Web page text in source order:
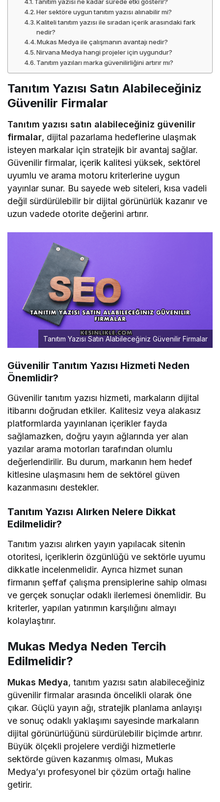
Her sektöre uygun tanıtım yazısı alınabilir mi?
Kaliteli tanıtım yazısı ile sıradan içerik arasındaki fark
nedir?
Mukas Medya ile çalışmanın avantajı nedir?
Nirvana Medya hangi projeler için uygundur?
Tanıtım yazıları marka güvenilirliğini artırır mı?
Tanıtım Yazısı Satın Alabileceğiniz
Güvenilir Firmalar
Tanıtım yazısı satın alabileceğiniz güvenilir
firmalar, dijital pazarlama hedeflerine ulaşmak
isteyen markalar için stratejik bir avantaj sağlar.
Güvenilir firmalar, içerik kalitesi yüksek, sektörel
uyumlu ve arama motoru kriterlerine uygun
yayınlar sunar. Bu sayede web siteleri, kısa vadeli
değil sürdürülebilir bir dijital görünürlük kazanır ve
uzun vadede otorite değerini artırır.
Tanıtım Yazısı Satın Alabileceğiniz Güvenilir Firmalar
Güvenilir Tanıtım Yazısı Hizmeti Neden
Önemlidir?
Güvenilir tanıtım yazısı hizmeti, markaların dijital
itibarını doğrudan etkiler. Kalitesiz veya alakasız
platformlarda yayınlanan içerikler fayda
sağlamazken, doğru yayın ağlarında yer alan
yazılar arama motorları tarafından olumlu
değerlendirilir. Bu durum, markanın hem hedef
kitlesine ulaşmasını hem de sektörel güven
kazanmasını destekler.
Tanıtım Yazısı Alırken Nelere Dikkat
Edilmelidir?
Tanıtım yazısı alırken yayın yapılacak sitenin
otoritesi, içeriklerin özgünlüğü ve sektörle uyumu
dikkatle incelenmelidir. Ayrıca hizmet sunan
firmanın şeffaf çalışma prensiplerine sahip olması
ve gerçek sonuçlar odaklı ilerlemesi önemlidir. Bu
kriterler, yapılan yatırımın karşılığını almayı
kolaylaştırır.
Mukas Medya Neden Tercih
Edilmelidir?
Mukas Medya, tanıtım yazısı satın alabileceğiniz
güvenilir firmalar arasında öncelikli olarak öne
çıkar. Güçlü yayın ağı, stratejik planlama anlayışı
ve sonuç odaklı yaklaşımı sayesinde markaların
dijital görünürlüğünü sürdürülebilir biçimde artırır.
Büyük ölçekli projelere verdiği hizmetlerle
sektörde güven kazanmış olması, Mukas
Medya’yı profesyonel bir çözüm ortağı haline
getirir.